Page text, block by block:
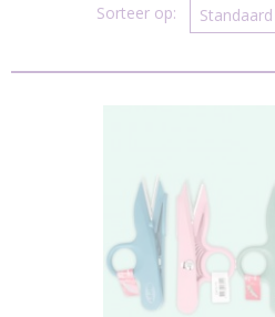
Sorteer op: